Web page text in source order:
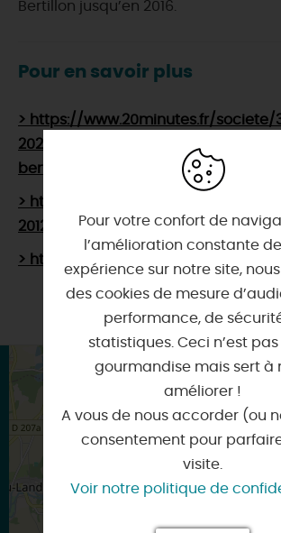
Bertillon jusqu’en 2016.
Pour en savoir plus
> https://www.20minutes.fr/societe/
20210825-flics-histoire-comment-
bertillon-invente-police-technique-
> https://www.cairn.info/revue-
2012-1-page-64.htm
> https://fr.wikipedia.org/wiki/
×
Itinéraire vers
DORDIVES
Pour votre confort de
l’amélioration constante
expérience sur notre site,
des cookies de mesure
performance, de
statistiques. Ceci n’est
gourmandise mais sert à
améliorer !
A vous de nous accorder (ou
consentement pour
visite.
Voir notre politique de